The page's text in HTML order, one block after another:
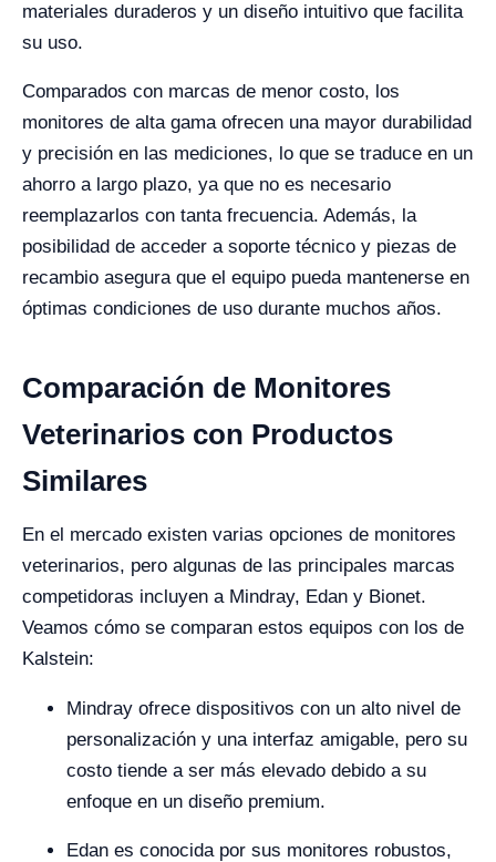
materiales duraderos y un diseño intuitivo que facilita
su uso.
Comparados con marcas de menor costo, los
monitores de alta gama ofrecen una mayor durabilidad
y precisión en las mediciones, lo que se traduce en un
ahorro a largo plazo, ya que no es necesario
reemplazarlos con tanta frecuencia. Además, la
posibilidad de acceder a soporte técnico y piezas de
recambio asegura que el equipo pueda mantenerse en
óptimas condiciones de uso durante muchos años.
Comparación de Monitores
Veterinarios con Productos
Similares
En el mercado existen varias opciones de monitores
veterinarios, pero algunas de las principales marcas
competidoras incluyen a Mindray, Edan y Bionet.
Veamos cómo se comparan estos equipos con los de
Kalstein:
Mindray ofrece dispositivos con un alto nivel de
personalización y una interfaz amigable, pero su
costo tiende a ser más elevado debido a su
enfoque en un diseño premium.
Edan es conocida por sus monitores robustos,